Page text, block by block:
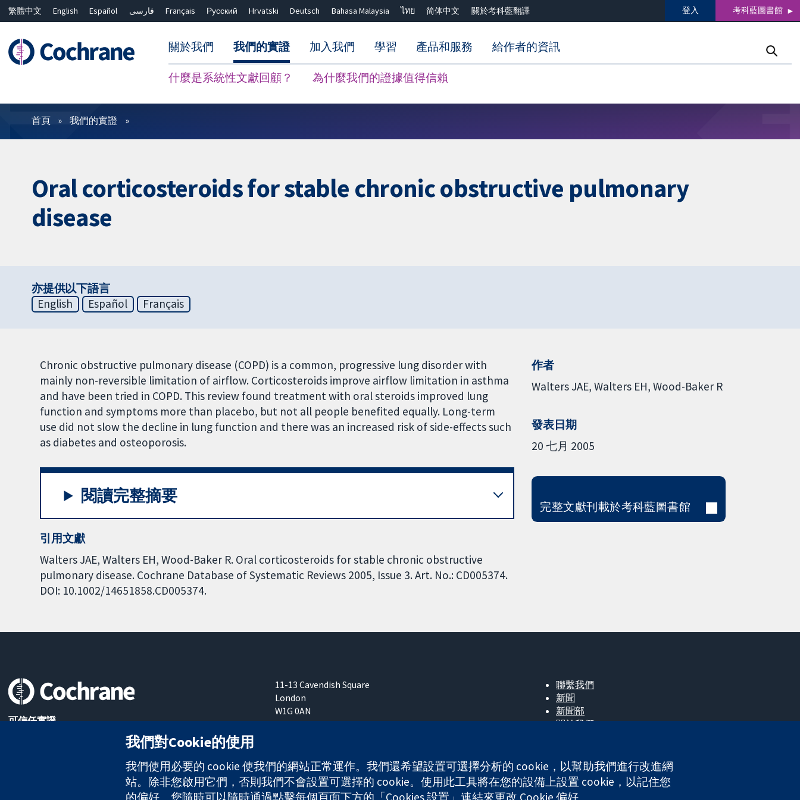
繁體中文 English Español فارسی Français Русский Hrvatski Deutsch Bahasa Malaysia ไทย 简体中文 關於考科藍翻譯 登入 考科藍圖書館
關於我們 我們的實證
什麼是系統性文獻回顧？ 為什麼我們的證據值得信賴
加入我們 學習 產品和服務 給作者的資訊
篩選條件
首頁 我們的實證
Oral corticosteroids for stable chronic obstructive pulmonary
disease
亦提供以下語言
English
Español Français
Chronic obstructive pulmonary disease (COPD) is a common, progressive lung disorder with
mainly non-reversible limitation of airflow. Corticosteroids improve airflow limitation in asthma
and have been tried in COPD. This review found treatment with oral steroids improved lung
function and symptoms more than placebo, but not all people benefited equally. Long-term
use did not slow the decline in lung function and there was an increased risk of side-effects such
as diabetes and osteoporosis.
閱讀完整摘要
引用文獻
Walters JAE, Walters EH, Wood-Baker R. Oral corticosteroids for stable chronic obstructive
pulmonary disease. Cochrane Database of Systematic Reviews 2005, Issue 3. Art. No.: CD005374.
DOI: 10.1002/14651858.CD005374.
作者
Walters JAE Walters EH Wood-Baker R
發表日期
20 七月 2005
完整文獻刊載於考科藍圖書館
可信任實證
11-13 Cavendish Square
London
W1G 0AN
United Kingdom
聯繫我們
新聞
新聞部
關於我們
The Cochrane Collaboration is a charity (no. 1045921) and a company limited by guarantee (no. 03044323) registered in England & Wales. VAT registration number GB 718 2127 49.
我們對Cookie的使用
我們使用必要的 cookie 使我們的網站正常運作。我們還希望設置可選擇分析的 cookie，以幫助我們進行改進網
站。除非您啟用它們，否則我們不會設置可選擇的 cookie。使用此工具將在您的設備上設置 cookie，以記住您
的偏好。您隨時可以隨時通過點擊每個頁面下方的「Cookies 設置」連結來更改 Cookie 偏好。